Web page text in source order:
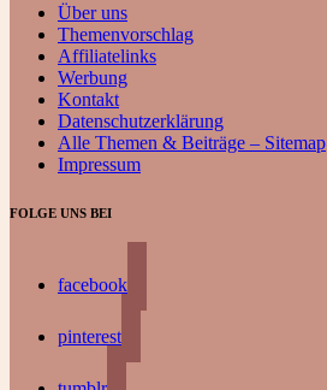
Über uns
Themenvorschlag
Affiliatelinks
Werbung
Kontakt
Datenschutzerklärung
Alle Themen & Beiträge – Sitemap
Impressum
FOLGE UNS BEI
facebook
pinterest